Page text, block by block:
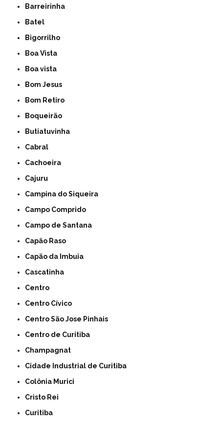
Barreirinha
Batel
Bigorrilho
Boa Vista
Boa vista
Bom Jesus
Bom Retiro
Boqueirão
Butiatuvinha
Cabral
Cachoeira
Cajuru
Campina do Siqueira
Campo Comprido
Campo de Santana
Capão Raso
Capão da Imbuia
Cascatinha
Centro
Centro Cívico
Centro São Jose Pinhais
Centro de Curitiba
Champagnat
Cidade Industrial de Curitiba
Colônia Murici
Cristo Rei
Curitiba